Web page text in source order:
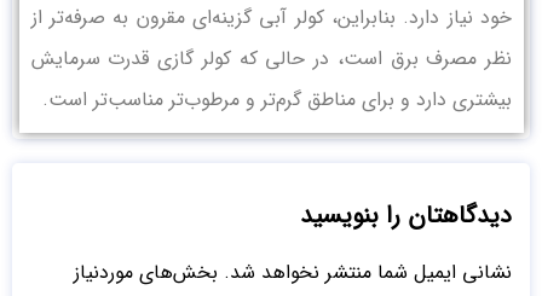
خود نیاز دارد. بنابراین، کولر آبی گزینه‌ای مقرون به صرفه‌تر از
نظر مصرف برق است، در حالی که کولر گازی قدرت سرمایش
بیشتری دارد و برای مناطق گرم‌تر و مرطوب‌تر مناسب‌تر است.
دیدگاهتان را بنویسید
نشانی ایمیل شما منتشر نخواهد شد. بخش‌های موردنیاز